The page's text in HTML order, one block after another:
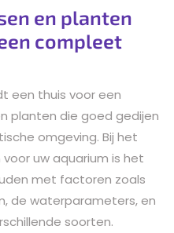
en planten
compleet
een thuis voor een
planten die goed gedijen
omgeving. Bij het
uw aquarium is het
met factoren zoals
de waterparameters, en
soorten.